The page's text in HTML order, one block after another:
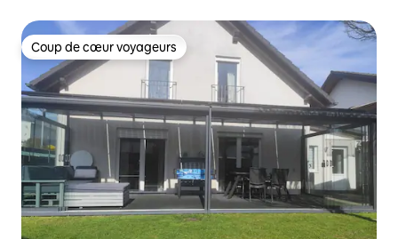
Coup de cœur voyageurs
Coup de cœur voyageurs